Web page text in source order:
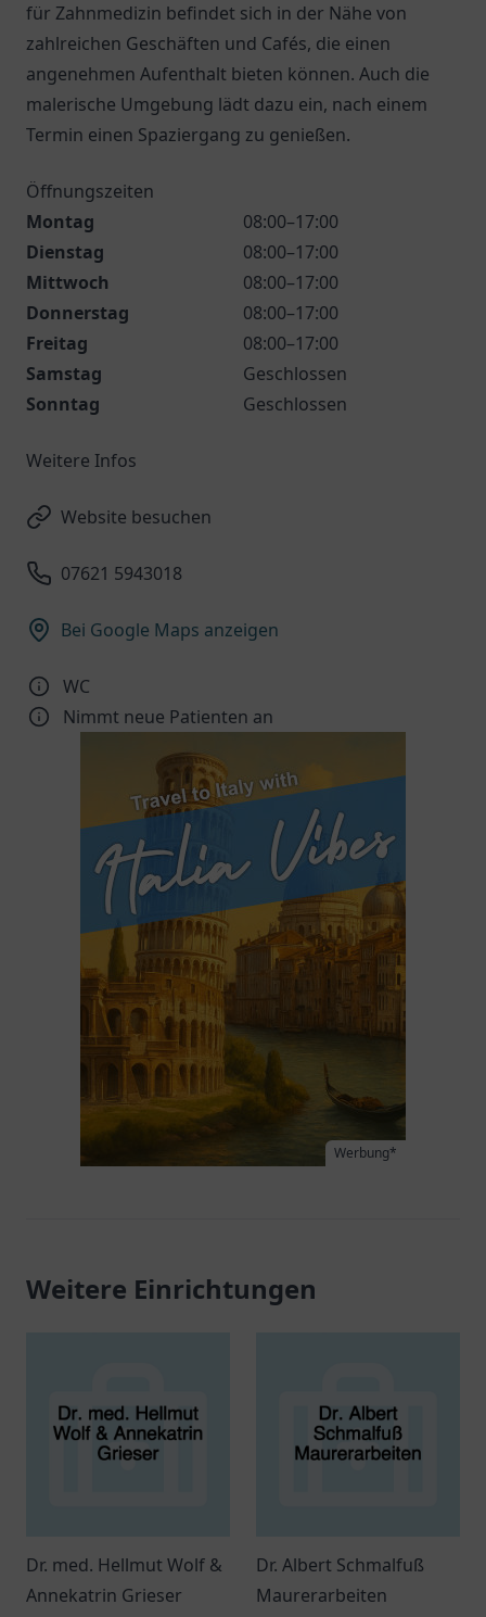
für Zahnmedizin befindet sich in der Nähe von
zahlreichen Geschäften und Cafés, die einen
angenehmen Aufenthalt bieten können. Auch die
malerische Umgebung lädt dazu ein, nach einem
Termin einen Spaziergang zu genießen.
Öffnungszeiten
Montag
08:00–17:00
Dienstag
08:00–17:00
Mittwoch
08:00–17:00
Donnerstag
08:00–17:00
Freitag
08:00–17:00
Samstag
Geschlossen
Sonntag
Geschlossen
Weitere Infos
Website besuchen
07621 5943018
Bei Google Maps anzeigen
WC
Nimmt neue Patienten an
Werbung*
Weitere Einrichtungen
Dr. med. Hellmut Wolf &
Annekatrin Grieser
Dr. Albert Schmalfuß
Maurerarbeiten